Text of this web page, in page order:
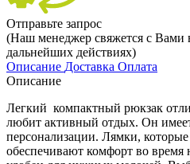
Отправьте запрос
(Наш менеджер свяжется с Вами
дальнейших действиях)
Описание Доставка Оплата
Описание
Легкий компактный рюкзак
любит активный отдых. Он
персонализации. Лямки,
обеспечивают комфорт во